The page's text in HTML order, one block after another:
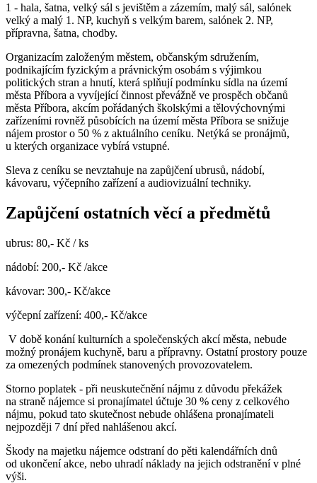
1 - hala, šatna, velký sál s jevištěm a zázemím, malý sál, salónek
velký a malý 1. NP, kuchyň s velkým barem, salónek 2. NP,
přípravna, šatna, chodby.
Organizacím založeným městem, občanským sdružením,
podnikajícím fyzickým a právnickým osobám s výjimkou
politických stran a hnutí, která splňují podmínku sídla na území
města Příbora a vyvíjející činnost převážně ve prospěch občanů
města Příbora, akcím pořádaných školskými a tělovýchovnými
zařízeními rovněž působících na území města Příbora se snižuje
nájem prostor o 50 % z aktuálního ceníku. Netýká se pronájmů,
u kterých organizace vybírá vstupné.
Sleva z ceníku se nevztahuje na zapůjčení ubrusů, nádobí,
kávovaru, výčepního zařízení a audiovizuální techniky.
Zapůjčení ostatních věcí a předmětů
ubrus: 80,- Kč / ks
nádobí: 200,- Kč /akce
kávovar: 300,- Kč/akce
výčepní zařízení: 400,- Kč/akce
V době konání kulturních a společenských akcí města, nebude
možný pronájem kuchyně, baru a přípravny. Ostatní prostory pouze
za omezených podmínek stanovených provozovatelem.
Storno poplatek - při neuskutečnění nájmu z důvodu překážek
na straně nájemce si pronajímatel účtuje 30 % ceny z celkového
nájmu, pokud tato skutečnost nebude ohlášena pronajímateli
nejpozději 7 dní před nahlášenou akcí.
Škody na majetku nájemce odstraní do pěti kalendářních dnů
od ukončení akce, nebo uhradí náklady na jejich odstranění v plné
výši.